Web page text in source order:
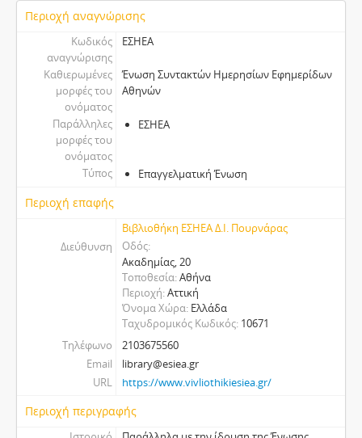
Περιοχή αναγνώρισης
Κωδικός
αναγνώρισης
ΕΣΗΕΑ
Καθιερωμένες
μορφές του
ονόματος
Ένωση Συντακτών Ημερησίων Εφημερίδων
Αθηνών
Παράλληλες
μορφές του
ονόματος
ΕΣΗΕΑ
Τύπος Επαγγελματική Ένωση
Περιοχή επαφής
Βιβλιοθήκη ΕΣΗΕΑ Δ.Ι. Πουρνάρας
Διεύθυνση
Οδός
Ακαδημίας, 20
Τοποθεσία Αθήνα
Περιοχή Αττική
Όνομα Χώρα Ελλάδα
Ταχυδρομικός Κωδικός 10671
Τηλέφωνο
2103675560
Email
library@esiea.gr
URL
https://www.vivliothikiesiea.gr/
Περιοχή περιγραφής